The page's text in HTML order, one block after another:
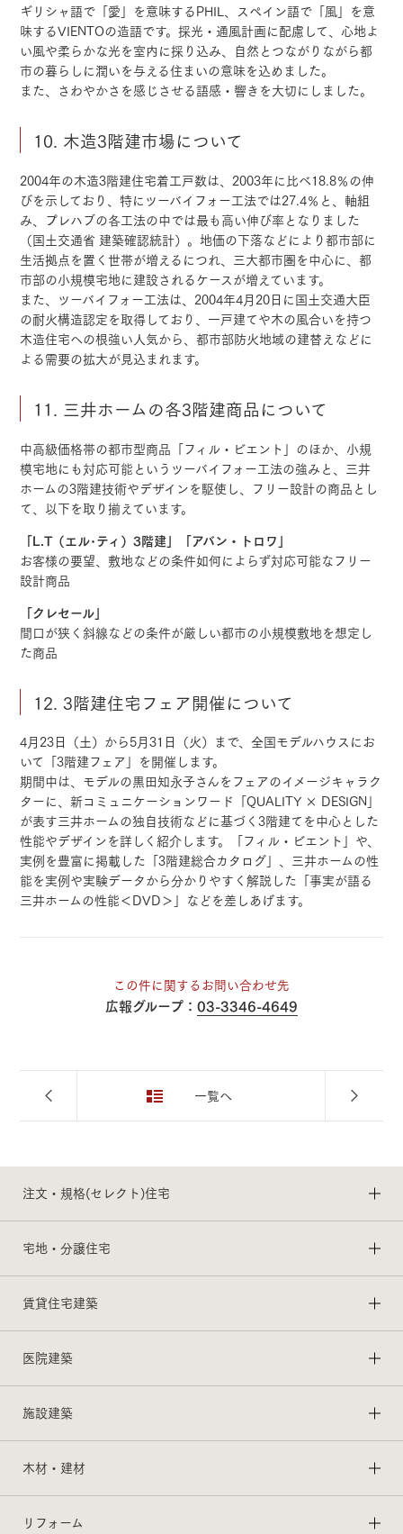
ギリシャ語で「愛」を意味するPHIL、スペイン語で「風」を意
味するVIENTOの造語です。採光・通風計画に配慮して、心地よ
い風や柔らかな光を室内に採り込み、自然とつながりながら都
市の暮らしに潤いを与える住まいの意味を込めました。
また、さわやかさを感じさせる語感・響きを大切にしました。
10. 木造3階建市場について
2004年の木造3階建住宅着工戸数は、2003年に比べ18.8％の伸
びを示しており、特にツーバイフォー工法では27.4％と、軸組
み、プレハブの各工法の中では最も高い伸び率となりました
（国土交通省 建築確認統計）。地価の下落などにより都市部に
生活拠点を置く世帯が増えるにつれ、三大都市圏を中心に、都
市部の小規模宅地に建設されるケースが増えています。
また、ツーバイフォー工法は、2004年4月20日に国土交通大臣
の耐火構造認定を取得しており、一戸建てや木の風合いを持つ
木造住宅への根強い人気から、都市部防火地域の建替えなどに
よる需要の拡大が見込まれます。
11. 三井ホームの各3階建商品について
中高級価格帯の都市型商品「フィル・ビエント」のほか、小規
模宅地にも対応可能というツーバイフォー工法の強みと、三井
ホームの3階建技術やデザインを駆使し、フリー設計の商品とし
て、以下を取り揃えています。
「L.T（エル･ティ）3階建」「アバン・トロワ」
お客様の要望、敷地などの条件如何によらず対応可能なフリー
設計商品
「クレセール」
間口が狭く斜線などの条件が厳しい都市の小規模敷地を想定し
た商品
12. 3階建住宅フェア開催について
4月23日（土）から5月31日（火）まで、全国モデルハウスにお
いて「3階建フェア」を開催します。
期間中は、モデルの黒田知永子さんをフェアのイメージキャラク
ターに、新コミュニケーションワード「QUALITY × DESIGN」
が表す三井ホームの独自技術などに基づく3階建てを中心とした
性能やデザインを詳しく紹介します。「フィル・ビエント」や、
実例を豊富に掲載した「3階建総合カタログ」、三井ホームの性
能を実例や実験データから分かりやすく解説した「事実が語る
三井ホームの性能＜DVD＞」などを差しあげます。
この件に関するお問い合わせ先
広報グループ： 03-3346-4649
一覧へ
注文・規格(セレクト)住宅
宅地・分譲住宅
賃貸住宅建築
医院建築
施設建築
木材・建材
リフォーム